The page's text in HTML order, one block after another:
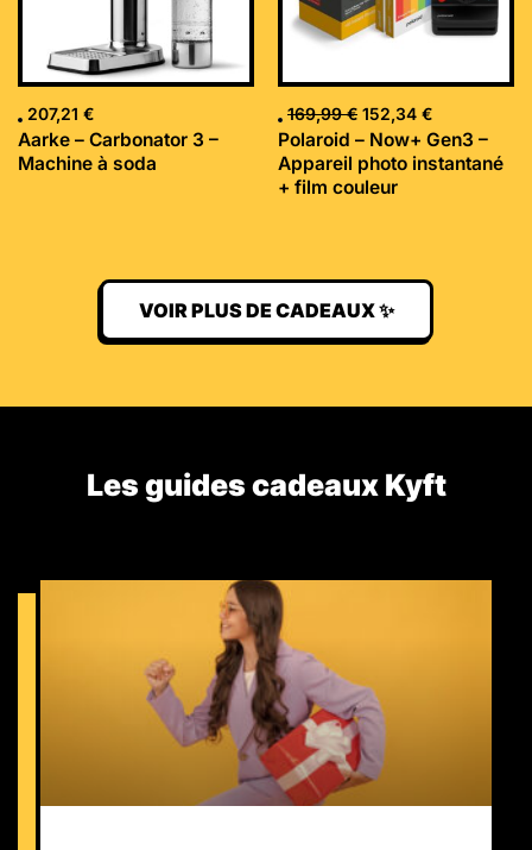
207,21 €
Aarke – Carbonator 3 –
Machine à soda
169,99€ 152,34 €
Polaroid – Now+ Gen3 –
Appareil photo instantané
+ film couleur
VOIR PLUS DE CADEAUX ✨
Les guides cadeaux Kyft​